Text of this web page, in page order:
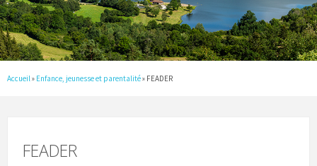
Accueil » Enfance, jeunesse et parentalité» FEADER
FEADER